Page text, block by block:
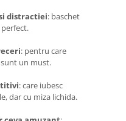
distractiei: baschet
: pentru care
un must.
: care iubesc
dar cu miza lichida.